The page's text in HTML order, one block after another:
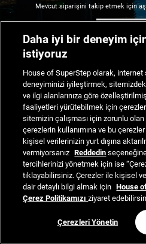
Mevcut siparişini takip etmek için
Daha iyi bir deneyim
istiyoruz
House of SuperStep olarak,
deneyiminizi iyileştirmek,
ve ilgi alanlarınıza göre
faaliyetleri yürütebilmek için
sitemizin çalışması için zorunlu olan
çerezlerin kullanımına ve bu çerezler
kişisel verilerinizin yurt dışına
vermiyorsanız Reddedin
tercihlerinizi yönetmek için ise
tıklayabilirsiniz. Çerezler ile kişisel
dair detaylı bilgi almak için House
Çerez Politikamızıziyaret
Çerezleri Yönetin